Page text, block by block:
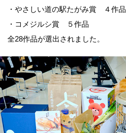
・やさしい道の駅たがみ賞 ４作品
・コメジルシ賞 ５作品
全28作品が選出されました。